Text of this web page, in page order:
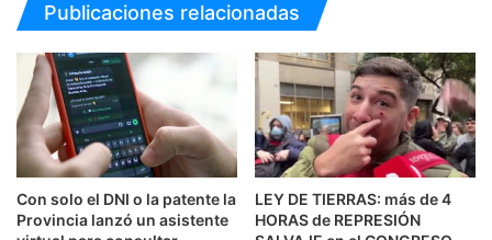
Publicaciones relacionadas
Con solo el DNI o la patente la
Provincia lanzó un asistente
LEY DE TIERRAS: más de 4
HORAS de REPRESIÓN